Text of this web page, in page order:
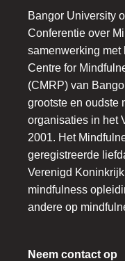
Bangor University
Conferentie over
samenwerking met
Centre for
(CMRP) van
grootste en oudste
organisaties in het
2001. Het
geregistreerde
Verenigd
mindfulness
andere op
Neem contact op